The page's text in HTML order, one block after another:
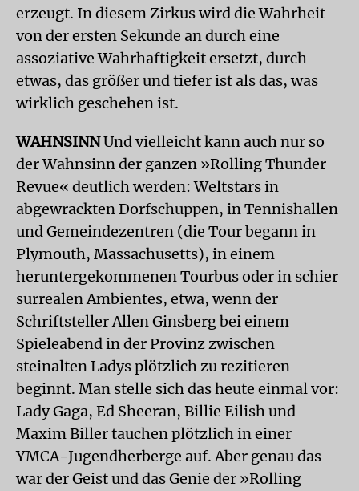
erzeugt. In diesem Zirkus wird die Wahrheit
von der ersten Sekunde an durch eine
assoziative Wahrhaftigkeit ersetzt, durch
etwas, das größer und tiefer ist als das, was
wirklich geschehen ist.
WAHNSINNUnd vielleicht kann auch nur so
der Wahnsinn der ganzen »Rolling Thunder
Revue« deutlich werden: Weltstars in
abgewrackten Dorfschuppen, in Tennishallen
und Gemeindezentren (die Tour begann in
Plymouth, Massachusetts), in einem
heruntergekommenen Tourbus oder in schier
surrealen Ambientes, etwa, wenn der
Schriftsteller Allen Ginsberg bei einem
Spieleabend in der Provinz zwischen
steinalten Ladys plötzlich zu rezitieren
beginnt. Man stelle sich das heute einmal vor:
Lady Gaga, Ed Sheeran, Billie Eilish und
Maxim Biller tauchen plötzlich in einer
YMCA-Jugendherberge auf. Aber genau das
war der Geist und das Genie der »Rolling